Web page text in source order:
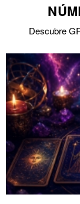
Descubre